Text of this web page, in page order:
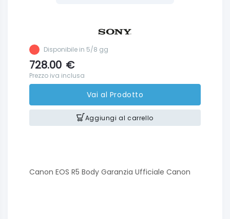
Disponibile in 5/8 gg
728.00 €
Prezzo iva inclusa
Vai al Prodotto
Aggiungi al carrello
Canon EOS R5 Body Garanzia Ufficiale Canon